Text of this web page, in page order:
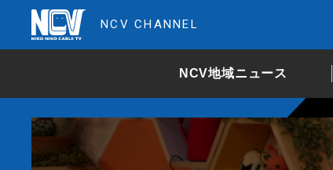
NCV CHANNEL
NCV地域ニュース